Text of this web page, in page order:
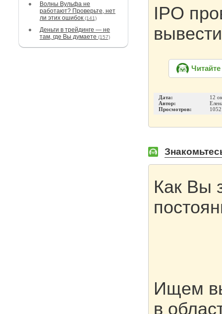
Волны Вульфа не
работают? Проверьте, нет
ли этих ошибок (141)
Деньги в трейдинге — не
там, где Вы думаете (157)
IPO
Дата:
12
Автор:
Просмотров:
1052
Как Вы
Ищем
в